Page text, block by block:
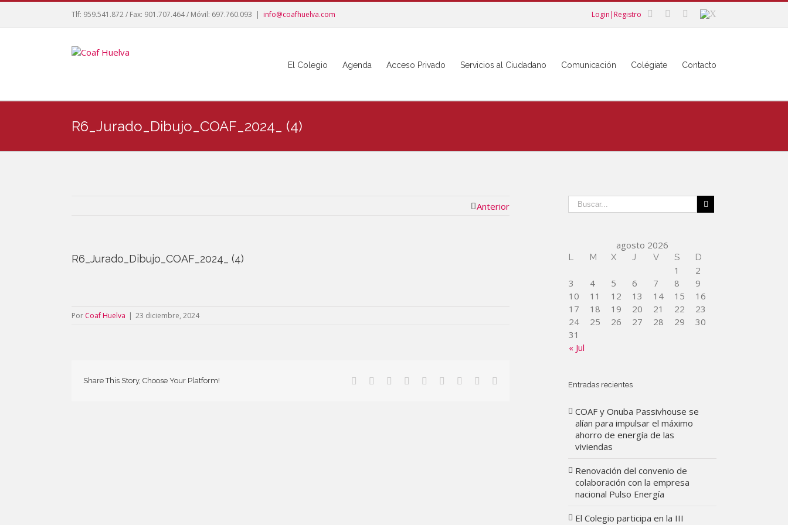
Tlf: 959.541.872 / Fax: 901.707.464 / Móvil: 697.760.093 | info@coafhuelva.com Login|Registro
El Colegio Agenda Acceso Privado Servicios al Ciudadano Comunicación Colégiate Contacto
R6_Jurado_Dibujo_COAF_2024_ (4)
Anterior
R6_Jurado_Dibujo_COAF_2024_ (4)
Por Coaf Huelva | 23 diciembre, 2024
Share This Story, Choose Your Platform!
agosto 2026
L M X J V S D
« Jul
1
2
3
4 5 6 7 8
9
10
11 12 13 14 15
16
17
18 19 20 21 22
23
24
25 26 27 28 29
30
31
Entradas recientes
COAF y Onuba Passivhouse se
alían para impulsar el máximo
ahorro de energía de las
viviendas
Renovación del convenio de
colaboración con la empresa
nacional Pulso Energía
El Colegio participa en la III